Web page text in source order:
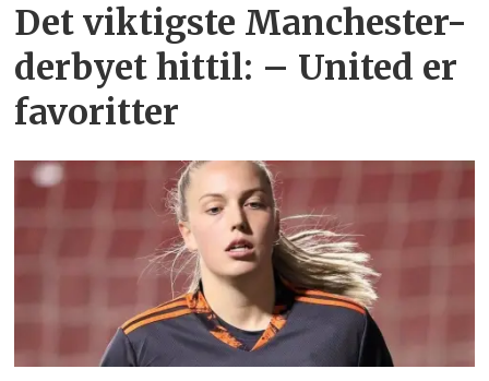
Det viktigste Manchester-
derbyet hittil: – United er
favoritter